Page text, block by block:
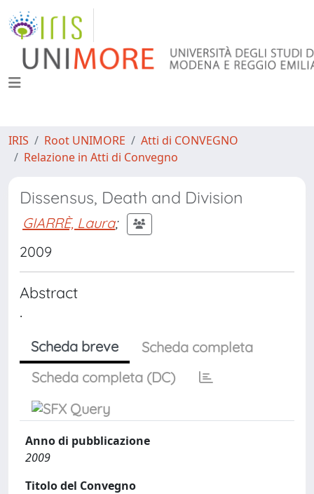
IRIS Root UNIMORE
Atti di CONVEGNO
Relazione in Atti di Convegno
Dissensus, Death and Division
GIARRÈ, Laura;
2009
Abstract
.
Scheda breve
Scheda completa
Scheda completa (DC)
Anno di pubblicazione
2009
Titolo del Convegno